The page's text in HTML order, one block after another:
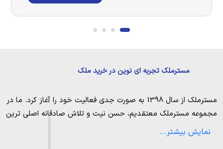
مسترملک تجربه ای نوین در خرید ملک
مسترملک
از سال 1398 به صورت جدی فعالیت خود را آغاز کرد. ما در
مجموعه مسترملک معتقدیم، حسن نیت و تلاش صادقانه اصلی ترین
عامل پیروزی و موفقیت در حوزه املاک بوده و از این رو تمام مساعی
نمایش بیشتر...